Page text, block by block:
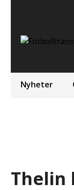
Nyheter
Thelin